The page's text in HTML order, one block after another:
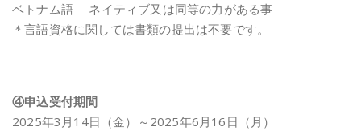
ベトナム語 ネイティブ又は同等の力がある事
＊言語資格に関しては書類の提出は不要です。
④申込受付期間
2025年3月14日（金）～2025年6月16日（月）